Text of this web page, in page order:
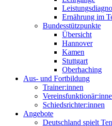
Ernährung im
Bundesstützpunkte
Übersicht
Hannover
Kamen
Stuttgart
Oberhaching
Aus- und Fortbildung
Trainer:innen
Schiedsrichter:innen
Angebote
Deutschland spielt